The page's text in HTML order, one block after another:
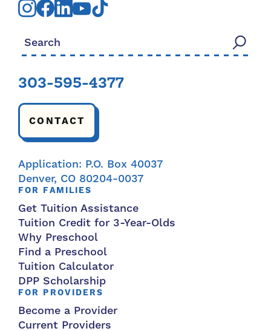
Search for:
303-595-4377
CONTACT
Application: P.O. Box 40037
Denver, CO 80204-0037
FOR FAMILIES
Get Tuition Assistance
Tuition Credit for 3-Year-Olds
Why Preschool
Find a Preschool
Tuition Calculator
DPP Scholarship
FOR PROVIDERS
Become a Provider
Current Providers